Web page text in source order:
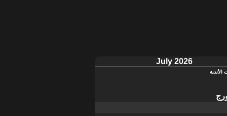
July 2026
الأندية